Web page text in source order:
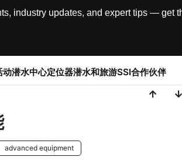
industry updates, and expert tips — get
动潜水中心定位器潜水和旅游SSI合作伙伴
advanced equipment